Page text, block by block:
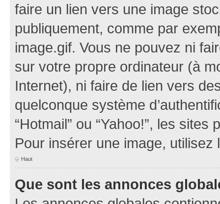
faire un lien vers une image
publiquement, comme par
image.gif. Vous ne pouvez ni
sur votre propre ordinateur (à
Internet), ni faire de lien vers
quelconque système
“Hotmail” ou “Yahoo!”, les
Pour insérer une image, utilisez
Haut
Que sont les annonces